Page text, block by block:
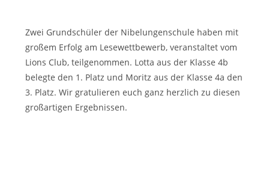
Zwei Grundschüler der Nibelungenschule haben mit
großem Erfolg am Lesewettbewerb, veranstaltet vom
Lions Club, teilgenommen. Lotta aus der Klasse 4b
belegte den 1. Platz und Moritz aus der Klasse 4a den
3. Platz. Wir gratulieren euch ganz herzlich zu diesen
großartigen Ergebnissen.